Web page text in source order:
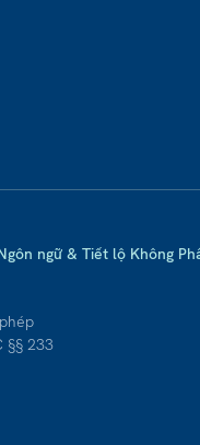
ngữ & Tiết lộ Không
§§ 233